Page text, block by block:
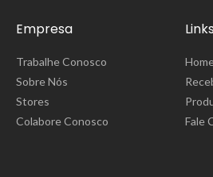
Empresa
Trabalhe Conosco
Sobre Nós
Stores
Colabore Conosco
Fale